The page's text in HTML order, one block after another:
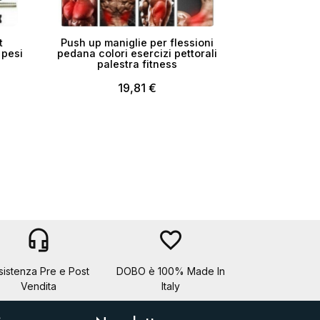
Push up maniglie per flessioni
pedana colori esercizi pettorali
palestra fitness
19,81 €
headset_mic
Pre e Post
Vendita
favorite_border
DOBO è 100% Made In
Italy